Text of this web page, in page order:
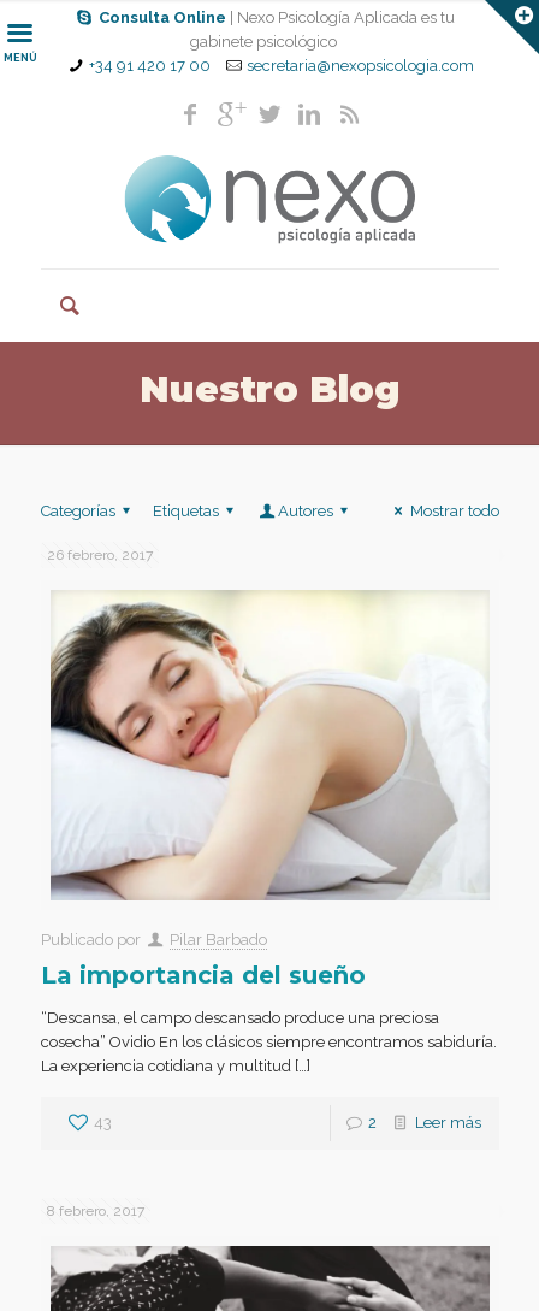
Consulta Online
| Nexo Psicología Aplicada es tu
gabinete psicológico
+34 91 420 17 00
secretaria@nexopsicologia.com
MENÚ
Nuestro Blog
Categorías Etiquetas Autores Mostrar todo
26 febrero, 2017
Publicado por Pilar Barbado
La importancia del sueño
“Descansa, el campo descansado produce una preciosa
cosecha” Ovidio En los clásicos siempre encontramos sabiduría.
La experiencia cotidiana y multitud […]
43 2 Leer más
8 febrero, 2017